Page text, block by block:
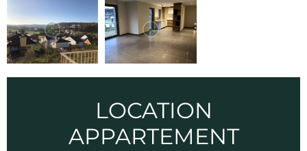
LOCATION
APPARTEMENT